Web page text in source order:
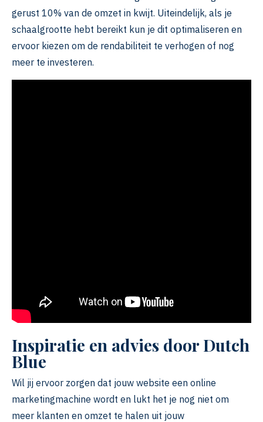
gerust 10% van de omzet in kwijt. Uiteindelijk, als je
schaalgrootte hebt bereikt kun je dit optimaliseren en
ervoor kiezen om de rendabiliteit te verhogen of nog
meer te investeren.
Inspiratie en advies door Dutch
Blue
Wil jij ervoor zorgen dat jouw website een online
marketingmachine wordt en lukt het je nog niet om
meer klanten en omzet te halen uit jouw